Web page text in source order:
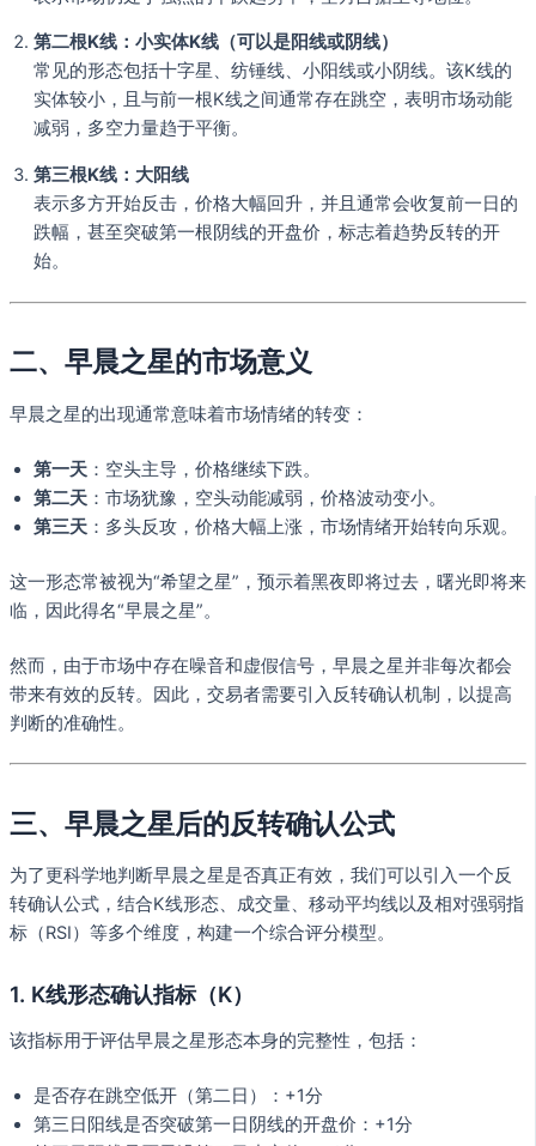
第二根K线：小实体K线（可以是阳线或阴线）
常见的形态包括十字星、纺锤线、小阳线或小阴线。该K线的
实体较小，且与前一根K线之间通常存在跳空，表明市场动能
减弱，多空力量趋于平衡。
第三根K线：大阳线
表示多方开始反击，价格大幅回升，并且通常会收复前一日的
跌幅，甚至突破第一根阴线的开盘价，标志着趋势反转的开
始。
二、早晨之星的市场意义
早晨之星的出现通常意味着市场情绪的转变：
第一天 ：空头主导，价格继续下跌。
第二天 ：市场犹豫，空头动能减弱，价格波动变小。
第三天 ：多头反攻，价格大幅上涨，市场情绪开始转向乐观。
这一形态常被视为“希望之星”，预示着黑夜即将过去，曙光即将来
临，因此得名“早晨之星”。
然而，由于市场中存在噪音和虚假信号，早晨之星并非每次都会
带来有效的反转。因此，交易者需要引入反转确认机制，以提高
判断的准确性。
三、早晨之星后的反转确认公式
为了更科学地判断早晨之星是否真正有效，我们可以引入一个反
转确认公式，结合K线形态、成交量、移动平均线以及相对强弱指
标（RSI）等多个维度，构建一个综合评分模型。
1. K线形态确认指标（K）
该指标用于评估早晨之星形态本身的完整性，包括：
是否存在跳空低开（第二日）：+1分
第三日阳线是否突破第一日阴线的开盘价：+1分